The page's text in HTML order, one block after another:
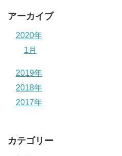
アーカイブ
2020年
1月
2019年
2018年
2017年
カテゴリー